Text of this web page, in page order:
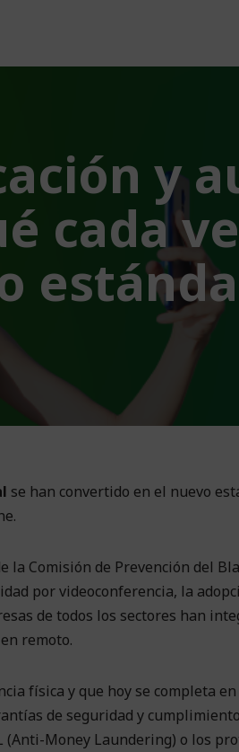
y
cada
se han convertido en el nuevo
la Comisión de Prevención del
por videoconferencia, la
de todos los sectores han
remoto.
física y que hoy se completa
de seguridad y
Money Laundering) o los